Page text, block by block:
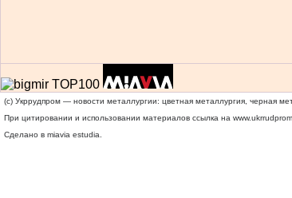
(c) Укррудпром — новости металлургии: цветная металлургия, черная
При цитировании и использовании материалов ссылка на
Сделано в miavia estudia.